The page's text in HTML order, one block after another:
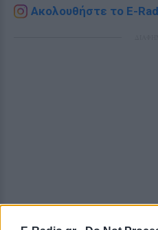
Ακολουθήστε το E-